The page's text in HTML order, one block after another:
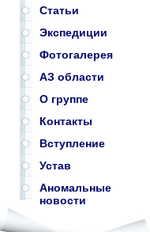
Статьи
Экспедиции
Фотогалерея
АЗ области
О группе
Контакты
Вступление
Устав
Аномальные
новости